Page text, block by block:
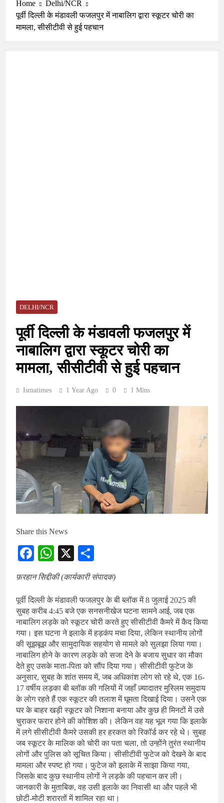
Home
Delhi/NCR
पूर्वी दिल्ली के मंडावली फजलपुर में नाबालिग द्वारा स्कूटर चोरी का
मामला, सीसीटीवी से हुई पहचान
DELHI/NCR
पूर्वी दिल्ली के मंडावली फजलपुर में
नाबालिग द्वारा स्कूटर चोरी का
मामला, सीसीटीवी से हुई पहचान
Ismatimes 1 Year Ago 0 1 Mins
Share this News
Facebook
WhatsApp
X
फ़रहान सिद्दीकी (कार्यकारी संपादक)
पूर्वी दिल्ली के मंडावली फजलपुर के बी ब्लॉक में 8 जुलाई 2025 की
सुबह करीब 4:45 बजे एक सनसनीखेज घटना सामने आई, जब एक
नाबालिग लड़के को स्कूटर चोरी करते हुए सीसीटीवी कैमरे में कैद किया
गया। इस घटना ने इलाके में हड़कंप मचा दिया, लेकिन स्थानीय लोगों
की सूझबूझ और सामुदायिक सहयोग से मामले को सुलझा लिया गया।
नाबालिग होने के कारण लड़के को सजा देने के बजाय सुधार का मौका
देते हुए उसके माता-पिता को सौंप दिया गया। सीसीटीवी फुटेज के
अनुसार, सुबह के शांत समय में, जब अधिकांश लोग सो रहे थे, एक 16-
17 वर्षीय लड़का बी ब्लॉक की गलियों में जहाँ ज़्यादातर मुस्लिम समुदाय
के लोग रहते हैं एक स्कूटर की तलाश में घूमता दिखाई दिया। उसने एक
घर के बाहर खड़ी स्कूटर को निशाना बनाया और कुछ ही मिनटों में उसे
चुराकर फरार होने की कोशिश की। लेकिन वह यह भूल गया कि इलाके
में लगे सीसीटीवी कैमरे उसकी हर हरकत को रिकॉर्ड कर रहे थे। सुबह
जब स्कूटर के मालिक को चोरी का पता चला, तो उन्होंने तुरंत स्थानीय
लोगों और पुलिस को सूचित किया। सीसीटीवी फुटेज को देखने के बाद
मामला और स्पष्ट हो गया। फुटेज को इलाके में साझा किया गया,
जिसके बाद कुछ स्थानीय लोगों ने लड़के की पहचान कर ली।
जानकारी के मुताबिक, वह उसी इलाके का निवासी था और पहले भी
छोटी-मोटी शरारतों में शामिल रहा था।